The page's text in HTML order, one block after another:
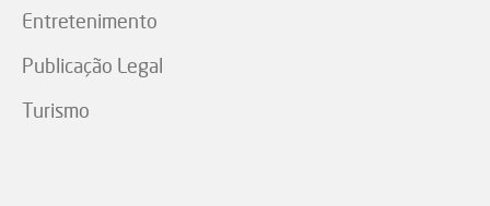
Entretenimento
Publicação Legal
Turismo